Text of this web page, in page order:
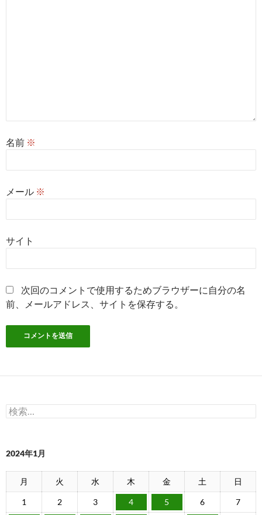
名前 ※
メール ※
サイト
次回のコメントで使用するためブラウザーに自分の名
前、メールアドレス、サイトを保存する。
検
索:
2024年1月
月 火 水 木 金 土 日
1 2 3 4 5 6 7